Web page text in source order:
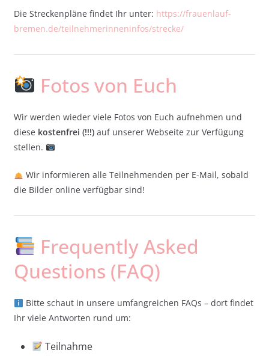
Die Streckenpläne findet Ihr unter: https://frauenlauf-
bremen.de/teilnehmerinneninfos/strecke/
Fotos von Euch
Wir werden wieder viele Fotos von Euch aufnehmen und
diese kostenfrei (!!!)auf unserer Webseite zur Verfügung
stellen.
Wir informieren alle Teilnehmenden per E-Mail, sobald
die Bilder online verfügbar sind!
Frequently Asked
Questions (FAQ)
Bitte schaut in unsere umfangreichen FAQs – dort findet
Ihr viele Antworten rund um:
Teilnahme